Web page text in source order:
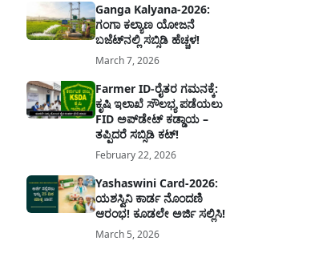
ಸಮಾಜಕ್ಕಾಗಿ ದುಡಿತಿರುತ್ತಾರೆ ಹಾಗೆಯೇ ಅವರು ತಮ್ಮ 60
ವರ್ಷಗಳ ನಂತರದ ಜೀವನವನ್ನು ನೆಮ್ಮದಿಯಿಂದ
ಕಳೆಯಬೇಕೆಂಬುದು ಪ್ರತಿಯೊಬ್ಬರ ಕನಸಾಗಿರುತ್ತದೆ ಆದ್ದರಿಂದ
ಸರ್ಕಾರವು ಹಿರಿಯ ನಾಗರಿಕರ ಗುರುತಿನ ಚೀಟಿ...
Ganga Kalyana-2026:
ಗಂಗಾ ಕಲ್ಯಾಣ ಯೋಜನೆ
ಬಜೆಟ್‌ನಲ್ಲಿ ಸಬ್ಸಿಡಿ ಹೆಚ್ಚಳ!
March 7, 2026
Farmer ID-ರೈತರ ಗಮನಕ್ಕೆ:
ಕೃಷಿ ಇಲಾಖೆ ಸೌಲಭ್ಯ ಪಡೆಯಲು
FID ಅಪ್‌ಡೇಟ್ ಕಡ್ಡಾಯ –
ತಪ್ಪಿದರೆ ಸಬ್ಸಿಡಿ ಕಟ್!
February 22, 2026
Yashaswini Card-2026:
ಯಶಸ್ವಿನಿ ಕಾರ್ಡ ನೊಂದಣಿ
ಆರಂಭ! ಕೂಡಲೇ ಅರ್ಜಿ ಸಲ್ಲಿಸಿ!
March 5, 2026